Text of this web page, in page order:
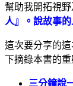
幫助我開拓視
人』。說故事
這次要分享的
下摘錄本書的重
三分鐘說